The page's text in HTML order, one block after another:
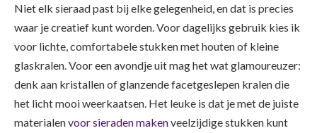
Niet elk sieraad past bij elke gelegenheid, en dat is precies
waar je creatief kunt worden. Voor dagelijks gebruik kies ik
voor lichte, comfortabele stukken met houten of kleine
glaskralen. Voor een avondje uit mag het wat glamoureuzer:
denk aan kristallen of glanzende facetgeslepen kralen die
het licht mooi weerkaatsen. Het leuke is dat je met de juiste
materialenvoor sieraden makenveelzijdige stukken kunt